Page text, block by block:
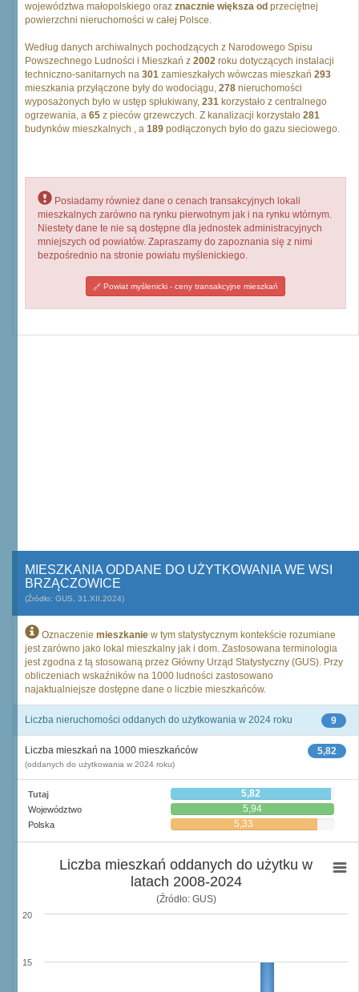
województwa małopolskiego oraz znacznie większa od przeciętnej
powierzchni nieruchomości w całej Polsce.
Według danych archiwalnych pochodzących z Narodowego Spisu
Powszechnego Ludności i Mieszkań z 2002 roku dotyczących instalacji
techniczno-sanitarnych na 301 zamieszkałych wówczas mieszkań 293
mieszkania przyłączone były do wodociągu, 278 nieruchomości
wyposażonych było w ustęp spłukiwany, 231 korzystało z centralnego
ogrzewania, a 65 z pieców grzewczych. Z kanalizacji korzystało 281
budynków mieszkalnych , a 189 podłączonych było do gazu sieciowego.
Posiadamy również dane o cenach transakcyjnych lokali
mieszkalnych zarówno na rynku pierwotnym jak i na rynku wtórnym.
Niestety dane te nie są dostępne dla jednostek administracyjnych
mniejszych od powiatów. Zapraszamy do zapoznania się z nimi
bezpośrednio na stronie powiatu myślenickiego.
Powiat myślenicki - ceny transakcyjne mieszkań
MIESZKANIA ODDANE DO UŻYTKOWANIA WE WSI
BRZĄCZOWICE
(Źródło: GUS, 31.XII.2024)
Oznaczenie mieszkanie w tym statystycznym kontekście rozumiane
jest zarówno jako lokal mieszkalny jak i dom. Zastosowana terminologia
jest zgodna z tą stosowaną przez Główny Urząd Statystyczny (GUS). Przy
obliczeniach wskaźników na 1000 ludności zastosowano
najaktualniejsze dostępne dane o liczbie mieszkańców.
9
Liczba nieruchomości oddanych do użytkowania w 2024 roku
5,82
Liczba mieszkań na 1000 mieszkańców
(oddanych do użytkowania w 2024 roku)
Tutaj 5,82
Województwo 5,94
Polska 5,33
Liczba mieszkań oddanych do użytku w
latach 2008-2024
(Źródło: GUS)
15
20